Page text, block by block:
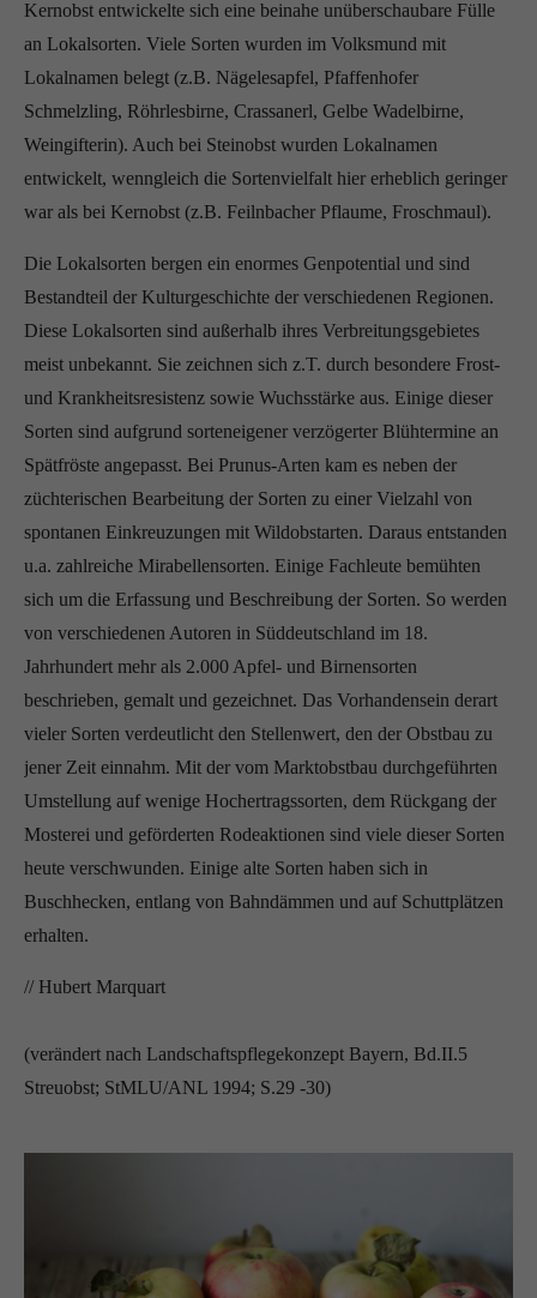
Kernobst entwickelte sich eine beinahe unüberschaubare Fülle
an Lokalsorten. Viele Sorten wurden im Volksmund mit
Lokalnamen belegt (z.B. Nägelesapfel, Pfaffenhofer
Schmelzling, Röhrlesbirne, Crassanerl, Gelbe Wadelbirne,
Weingifterin). Auch bei Steinobst wurden Lokalnamen
entwickelt, wenngleich die Sortenvielfalt hier erheblich geringer
war als bei Kernobst (z.B. Feilnbacher Pflaume, Froschmaul).
Die Lokalsorten bergen ein enormes Genpotential und sind
Bestandteil der Kulturgeschichte der verschiedenen Regionen.
Diese Lokalsorten sind außerhalb ihres Verbreitungsgebietes
meist unbekannt. Sie zeichnen sich z.T. durch besondere Frost-
und Krankheitsresistenz sowie Wuchsstärke aus. Einige dieser
Sorten sind aufgrund sorteneigener verzögerter Blühtermine an
Spätfröste angepasst. Bei Prunus-Arten kam es neben der
züchterischen Bearbeitung der Sorten zu einer Vielzahl von
spontanen Einkreuzungen mit Wildobstarten. Daraus entstanden
u.a. zahlreiche Mirabellensorten. Einige Fachleute bemühten
sich um die Erfassung und Beschreibung der Sorten. So werden
von verschiedenen Autoren in Süddeutschland im 18.
Jahrhundert mehr als 2.000 Apfel- und Birnensorten
beschrieben, gemalt und gezeichnet. Das Vorhandensein derart
vieler Sorten verdeutlicht den Stellenwert, den der Obstbau zu
jener Zeit einnahm. Mit der vom Marktobstbau durchgeführten
Umstellung auf wenige Hochertragssorten, dem Rückgang der
Mosterei und geförderten Rodeaktionen sind viele dieser Sorten
heute verschwunden. Einige alte Sorten haben sich in
Buschhecken, entlang von Bahndämmen und auf Schuttplätzen
erhalten.
// Hubert Marquart
(verändert nach Landschaftspflegekonzept Bayern, Bd.II.5
Streuobst; StMLU/ANL 1994; S.29 -30)